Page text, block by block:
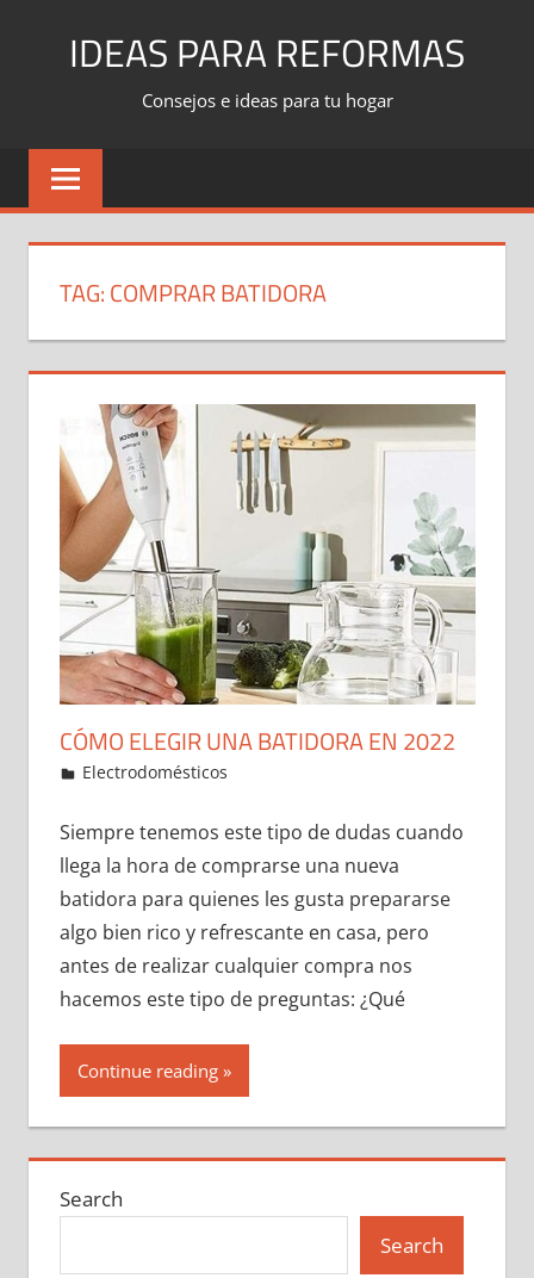
IDEAS PARA REFORMAS
Consejos e ideas para tu hogar
TAG:COMPRAR BATIDORA
CÓMO ELEGIR UNA BATIDORA EN 2022
1 de January de 2022
ideas2021
Electrodomésticos
Siempre tenemos este tipo de dudas cuando
llega la hora de comprarse una nueva
batidora para quienes les gusta prepararse
algo bien rico y refrescante en casa, pero
antes de realizar cualquier compra nos
hacemos este tipo de preguntas: ¿Qué
Continue reading
Search
Search